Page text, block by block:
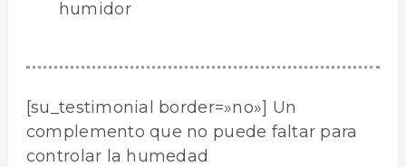
humidor
[su_testimonial border=»no»] Un
complemento que no puede faltar para
controlar la humedad